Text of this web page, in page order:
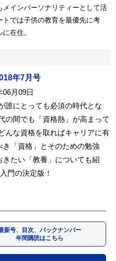
インパーソナリティーとして活
では子供の教育を最優先に考
在住。
年7月号
06月09日
誰にとっても必須の時代とな
の間でも「資格熱」が高まって
んな資格を取ればキャリアに有
「資格」とそのための勉強
たい「教養」についても紹
門の決定版！
新号、目次、バックナンバー
年間購読はこちら